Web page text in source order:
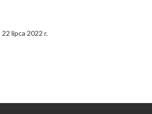
lipca 2022 r.